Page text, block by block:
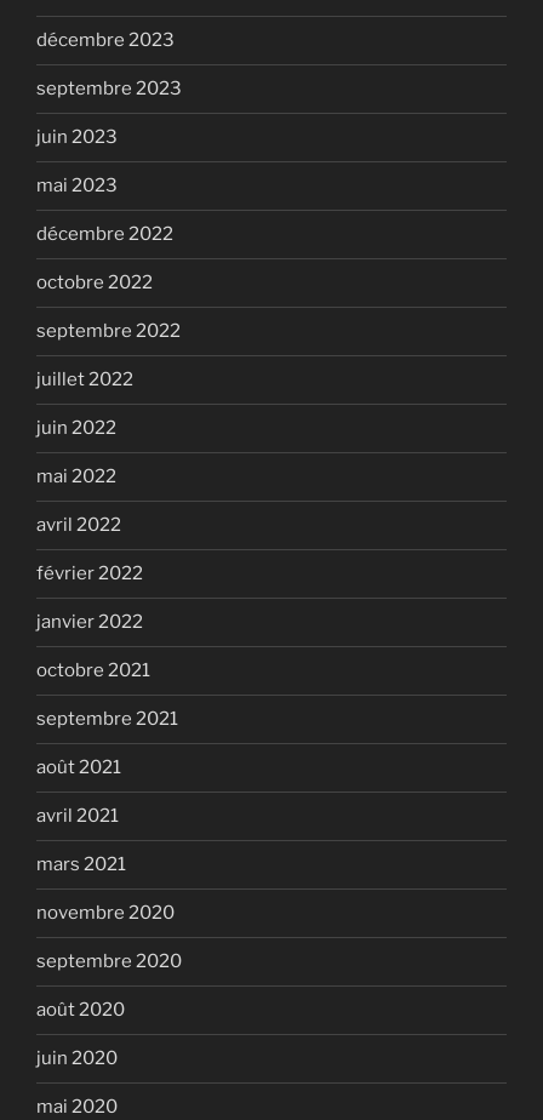
décembre 2023
septembre 2023
juin 2023
mai 2023
décembre 2022
octobre 2022
septembre 2022
juillet 2022
juin 2022
mai 2022
avril 2022
février 2022
janvier 2022
octobre 2021
septembre 2021
août 2021
avril 2021
mars 2021
novembre 2020
septembre 2020
août 2020
juin 2020
mai 2020